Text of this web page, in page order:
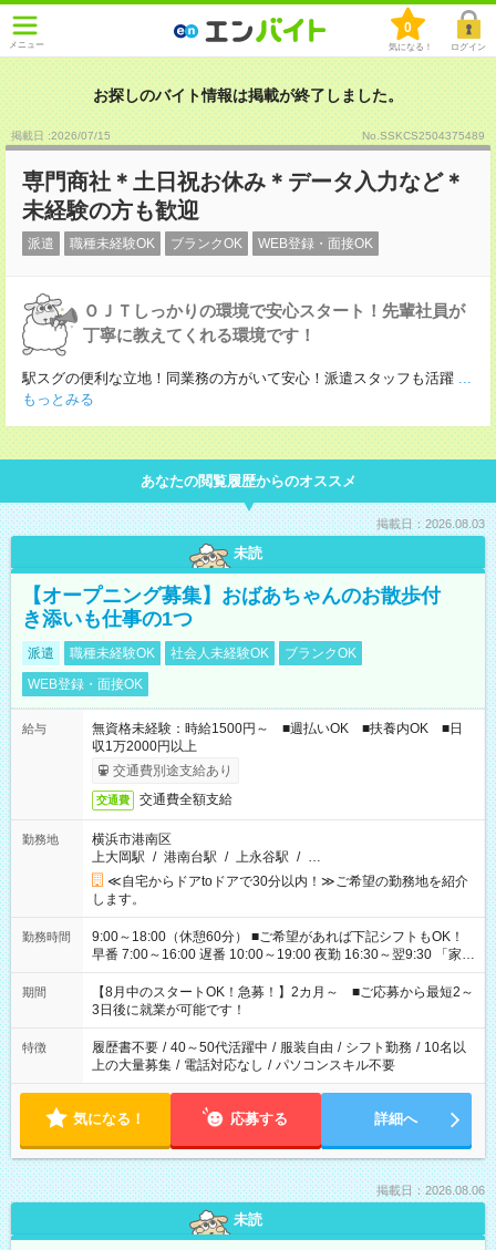
メニュー
0
気になる！ ログイン
お探しのバイト情報は掲載が終了しました。
掲載日 :2026/07/15 No.SSKCS2504375489
専門商社＊土日祝お休み＊データ入力など＊
未経験の方も歓迎
派遣 職種未経験OK ブランクOK WEB登録・面接OK
ＯＪＴしっかりの環境で安心スタート！先輩社員が
丁寧に教えてくれる環境です！
駅スグの便利な立地！同業務の方がいて安心！派遣スタッフも活躍 ...
もっとみる
あなたの閲覧履歴からのオススメ
掲載日：2026.08.03
未読
【オープニング募集】おばあちゃんのお散歩付
き添いも仕事の1つ
派遣 職種未経験OK 社会人未経験OK
ブランクOK
WEB登録・面接OK
給与
無資格未経験：時給1500円～ ■週払いOK ■扶養内OK ■日
収1万2000円以上
交通費別途支給あり
交通費 交通費全額支給
勤務地
横浜市港南区
上大岡駅 / 港南台駅 / 上永谷駅 / …
≪自宅からドアtoドアで30分以内！≫ご希望の勤務地を紹介
します。
勤務時間
9:00～18:00（休憩60分） ■ご希望があれば下記シフトもOK！
早番 7:00～16:00 遅番 10:00～19:00 夜勤 16:30～翌9:30 「家族
と休みを合わせたい」 「余裕を持って夕飯の準備がしたい」
「できれば残業はしたくない」 など、ご希望を教えてください
ね。 ※Wワーク希望の方へ 今ご覧のお仕事で希望する勤務時間
と、もう1つのお仕事の勤務時間。 合計で週40時間を超える場
合は応募できません。
期間
【8月中のスタートOK！急募！】2カ月～ ■ご応募から最短2～
3日後に就業が可能です！
特徴 履歴書不要 / 40～50代活躍中 / 服装自由 / シフト勤務 / 10名以
上の大量募集 / 電話対応なし / パソコンスキル不要
気になる！ 応募する 詳細へ
掲載日：2026.08.06
未読